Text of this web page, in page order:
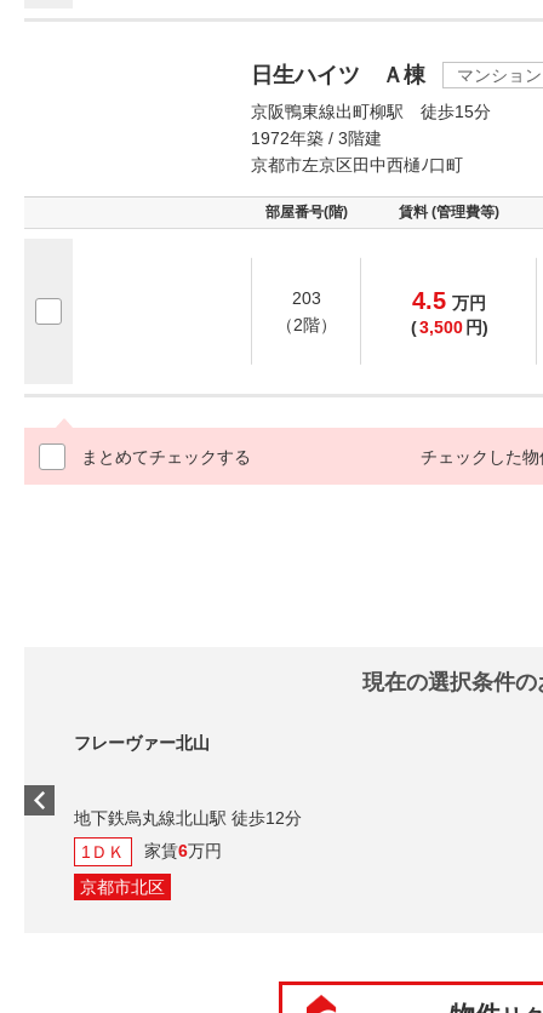
日生ハイツ Ａ棟
マンション
京阪鴨東線出町柳駅 徒歩15分
1972年築 / 3階建
京都市左京区田中西樋ﾉ口町
部屋番号(階) 賃料 (管理費等)
203
（2階）
4.5 万円
(3,500 円)
まとめてチェックする チェックした物
現在の選択条件
フレーヴァー北山
地下鉄烏丸線北山駅 徒歩12分
1ＤＫ
家賃6万円
京都市北区